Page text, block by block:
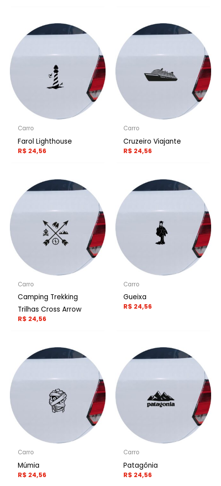
Carro
Farol Lighthouse
R$ 24,56
Carro
Cruzeiro Viajante
R$ 24,56
Carro
Camping Trekking
Trilhas Cross Arrow
R$ 24,56
Carro
Gueixa
R$ 24,56
Carro
Múmia
R$ 24,56
Carro
Patagônia
R$ 24,56